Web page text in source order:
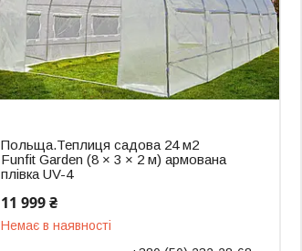
Польща.Теплиця садова 24 м2
Funfit Garden (8 × 3 × 2 м) армована
плівка UV-4
11 999 ₴
Немає в наявності